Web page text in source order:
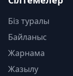
Біз туралы
Байланыс
Жарнама
Жазылу